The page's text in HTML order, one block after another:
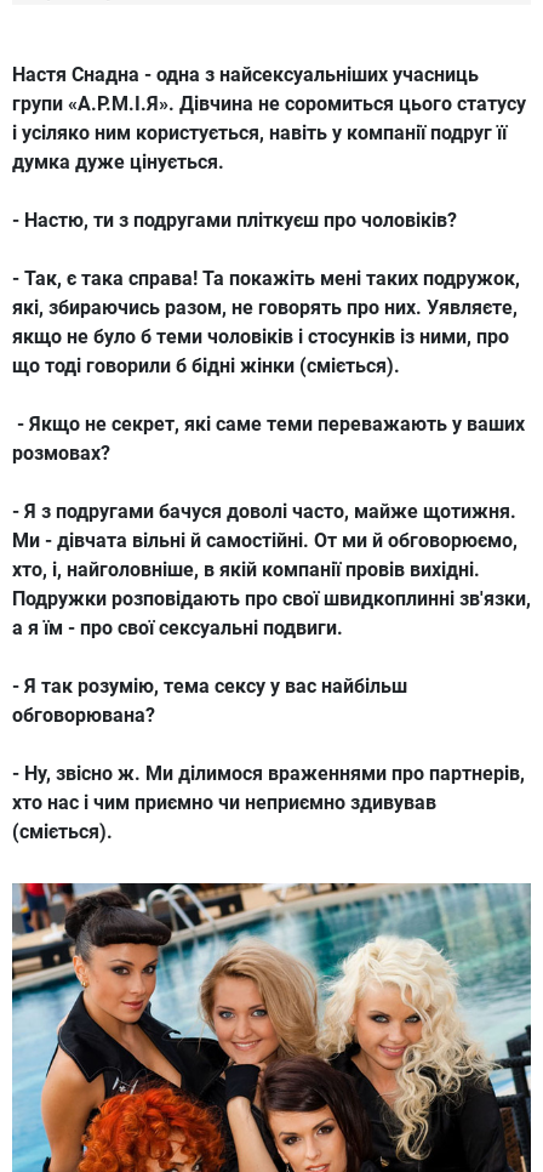
Настя Снадна - одна з найсексуальніших учасниць
групи «А.Р.М.І.Я». Дівчина не соромиться цього статусу
і усіляко ним користується, навіть у компанії подруг її
думка дуже цінується.
- Настю, ти з подругами пліткуєш про чоловіків?
- Так, є така справа! Та покажіть мені таких подружок,
які, збираючись разом, не говорять про них. Уявляєте,
якщо не було б теми чоловіків і стосунків із ними, про
що тоді говорили б бідні жінки (сміється).
- Якщо не секрет, які саме теми переважають у ваших
розмовах?
- Я з подругами бачуся доволі часто, майже щотижня.
Ми - дівчата вільні й самостійні. От ми й обговорюємо,
хто, і, найголовніше, в якій компанії провів вихідні.
Подружки розповідають про свої швидкоплинні зв'язки,
а я їм - про свої сексуальні подвиги.
- Я так розумію, тема сексу у вас найбільш
обговорювана?
- Ну, звісно ж. Ми ділимося враженнями про партнерів,
хто нас і чим приємно чи неприємно здивував
(сміється).